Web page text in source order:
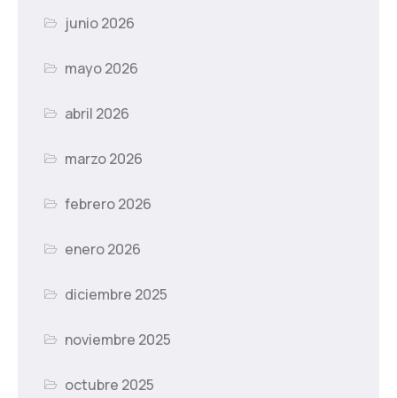
junio 2026
mayo 2026
abril 2026
marzo 2026
febrero 2026
enero 2026
diciembre 2025
noviembre 2025
octubre 2025